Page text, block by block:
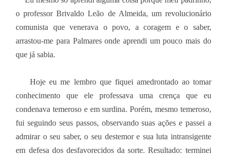
o professor Brivaldo Leão de Almeida, um revolucionário
comunista que venerava o povo, a coragem e o saber,
arrastou-me para Palmares onde aprendi um pouco mais do
que já sabia.
Hoje eu me lembro que fiquei amedrontado ao tomar
conhecimento que ele professava uma crença que eu
condenava temeroso e em surdina. Porém, mesmo temeroso,
fui seguindo seus passos, observando suas ações e passei a
admirar o seu saber, o seu destemor e sua luta intransigente
em defesa dos desfavorecidos da sorte. Resultado: terminei